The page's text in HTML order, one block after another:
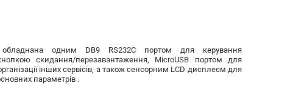
одним DB9 RS232C портом для керування
скидання/перезавантаження, MicroUSB портом для
інших сервісів, а також сенсорним LCD дисплеєм для
параметрів .